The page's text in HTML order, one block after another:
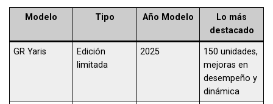
Modelo Tipo Año Modelo
Lo más
destacado
GR Yaris
Edición
limitada
2025
150 unidades,
mejoras en
desempeño y
dinámica